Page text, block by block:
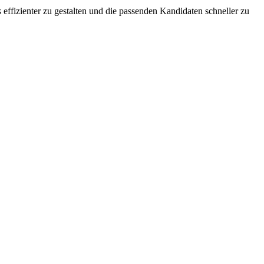
effizienter zu gestalten und die passenden Kandidaten schneller zu